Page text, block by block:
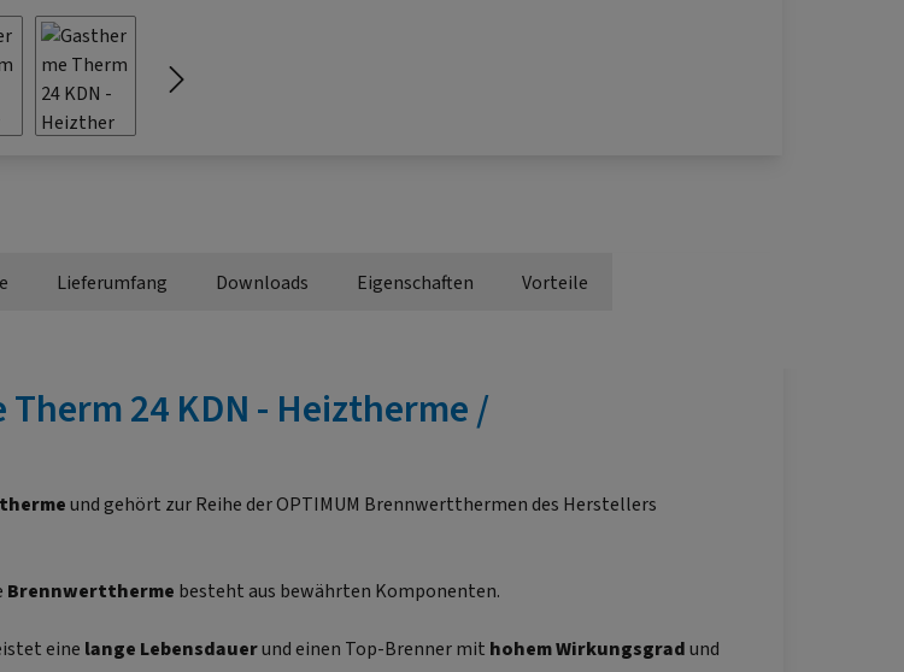
Lieferumfang Downloads Eigenschaften Vorteile
24 KDN - Heiztherme /
und gehört zur Reihe der OPTIMUM Brennwertthermen des Herstellers
Brennwerttherme besteht aus bewährten Komponenten.
eine lange Lebensdauerund einen Top-Brenner mit hohem Wirkungsgradund